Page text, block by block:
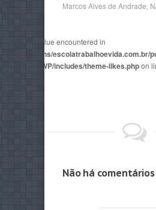
Marcos Alves de Andrade
numeric value encountered in
domains/escolatrabalhoevida.com.br/
AegaeusWP/includes/theme-likes.phpon
Não há comentários